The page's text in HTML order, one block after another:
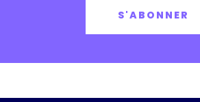
S'ABONNER